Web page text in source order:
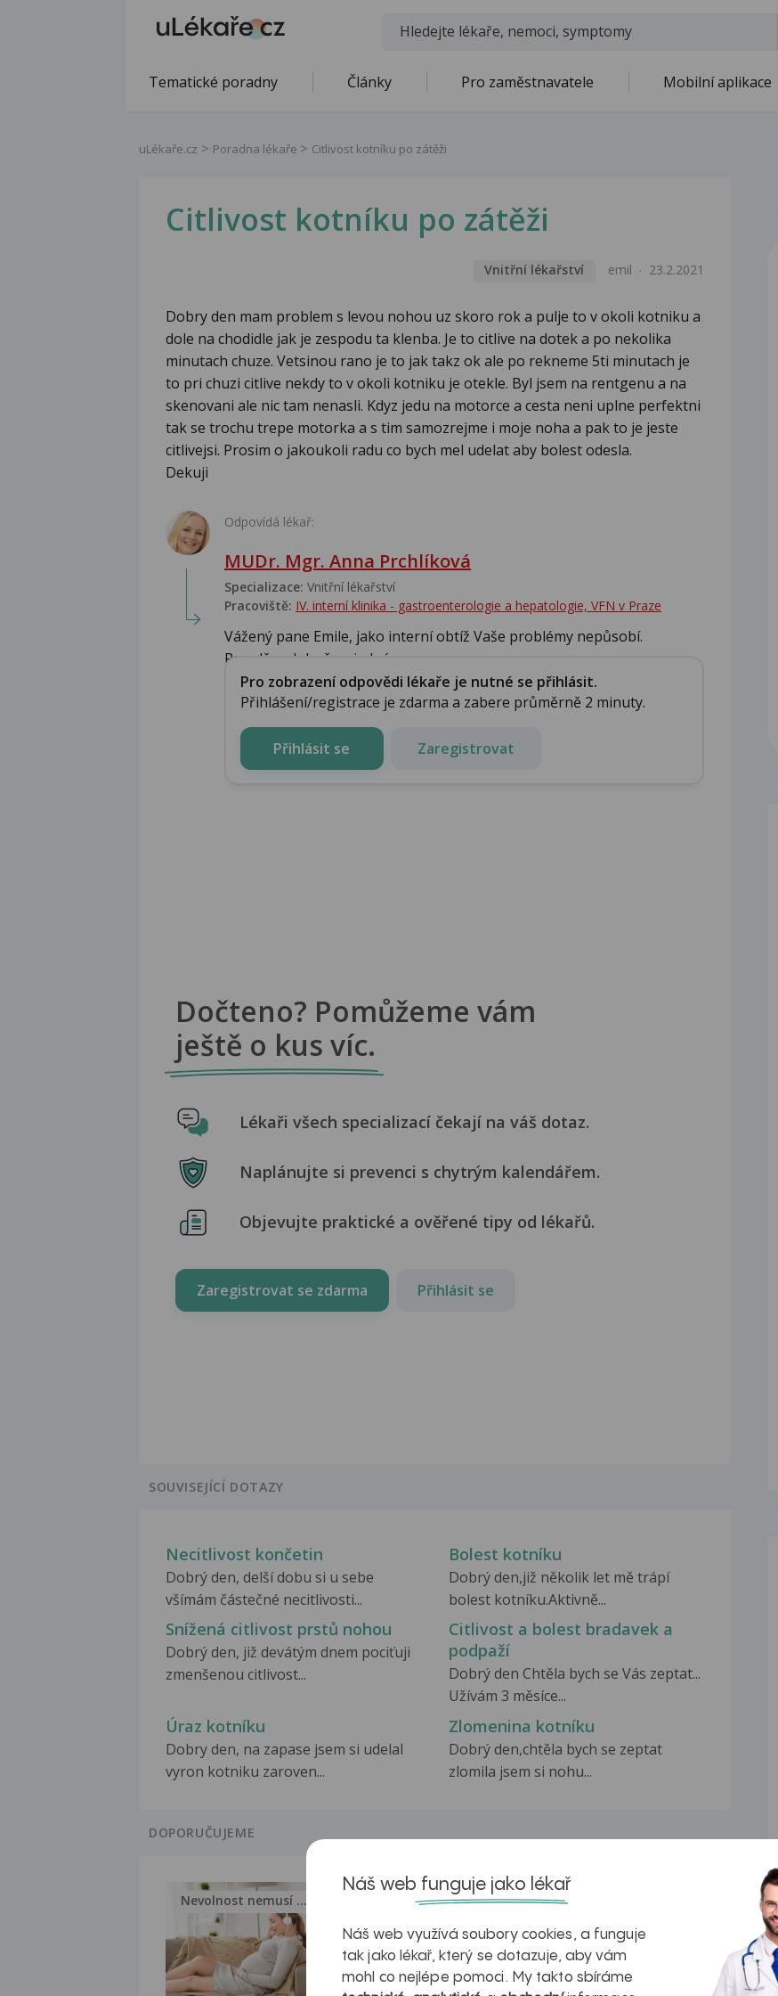
Tematické poradny Články Pro zaměstnavatele Mobilní aplikace
uLékaře.cz Poradna lékaře Citlivost kotníku po zátěži
Citlivost kotníku po zátěži
Vnitřní lékařství emil 23.2.2021
Dobry den mam problem s levou nohou uz skoro rok a pulje to v okoli kotniku a
dole na chodidle jak je zespodu ta klenba. Je to citlive na dotek a po nekolika
minutach chuze. Vetsinou rano je to jak takz ok ale po rekneme 5ti minutach je
to pri chuzi citlive nekdy to v okoli kotniku je otekle. Byl jsem na rentgenu a na
skenovani ale nic tam nenasli. Kdyz jedu na motorce a cesta neni uplne perfektni
tak se trochu trepe motorka a s tim samozrejme i moje noha a pak to je jeste
citlivejsi. Prosim o jakoukoli radu co bych mel udelat aby bolest odesla.
Dekuji
Odpovídá lékař:
MUDr. Mgr. Anna Prchlíková
Specializace: Vnitřní lékařství
Pracoviště: IV. interní klinika - gastroenterologie a hepatologie, VFN v Praze
Vážený pane Emile, jako interní obtíž Vaše problémy nepůsobí.
Pravděpodobně se jedná o ...
Pro zobrazení odpovědi lékaře je nutné se přihlásit.
Přihlášení/registrace je zdarma a zabere průměrně 2 minuty.
Přihlásit se Zaregistrovat
Dočteno? Pomůžeme vám
ještě o kus víc.
Lékaři všech specializací čekají na váš dotaz.
Naplánujte si prevenci s chytrým kalendářem.
Objevujte praktické a ověřené tipy od lékařů.
Zaregistrovat se zdarma Přihlásit se
SOUVISEJÍCÍ DOTAZY
Necitlivost končetin
Dobrý den, delší dobu si u sebe
všímám částečné necitlivosti...
Bolest kotníku
Dobrý den,již několik let mě trápí
bolest kotníku.Aktivně...
Snížená citlivost prstů nohou
Dobrý den, již devátým dnem pociťuji
zmenšenou citlivost...
Citlivost a bolest bradavek a
podpaží
Dobrý den Chtěla bych se Vás zeptat...
Užívám 3 měsíce...
Úraz kotníku
Dobry den, na zapase jsem si udelal
vyron kotniku zaroven...
Zlomenina kotníku
Dobrý den,chtěla bych se zeptat
zlomila jsem si nohu...
DOPORUČUJEME
Nevolnost nemusí být nutnou... Jak na zdravá játra?
Náš web funguje jako lékař
Náš web využívá soubory cookies, a funguje
tak jako lékař, který se dotazuje, aby vám
mohl co nejlépe pomoci. My takto sbíráme